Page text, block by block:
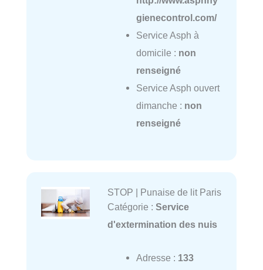
gienecontrol.com/
Service Asph à
domicile : non
renseigné
Service Asph ouvert
dimanche : non
renseigné
STOP | Punaise de lit Paris
Catégorie : Service
d'extermination des nuis
Adresse : 133